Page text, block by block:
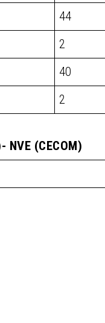
44
2
40
2
NVE (CECOM)